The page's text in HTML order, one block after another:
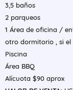
3,5 baños
2 parqueos
1 Área de oficina /
otro dormitorio , si el
Piscina
Área BBQ
Alícuota $90 aprox